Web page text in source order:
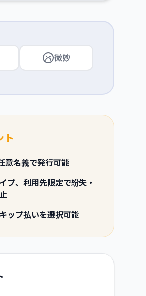
微妙
ト
意名義で発行可能
プ、利用先限定で紛失・
ップ払いを選択可能